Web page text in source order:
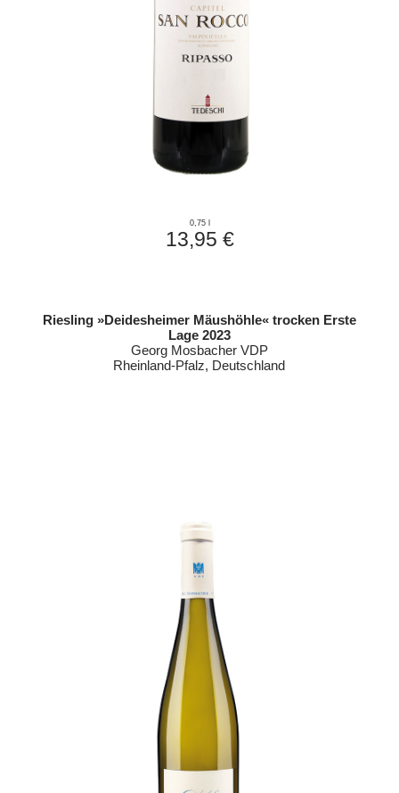
0,75 l
13,95 €
Riesling »Deidesheimer Mäushöhle« trocken Erste
Lage 2023
Georg Mosbacher VDP
Rheinland-Pfalz, Deutschland